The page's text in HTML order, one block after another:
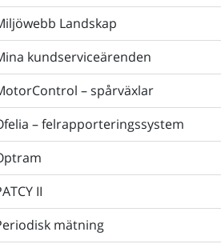
Landskap
kundserviceärenden
– spårväxlar
– felrapporteringssystem
II
mätning